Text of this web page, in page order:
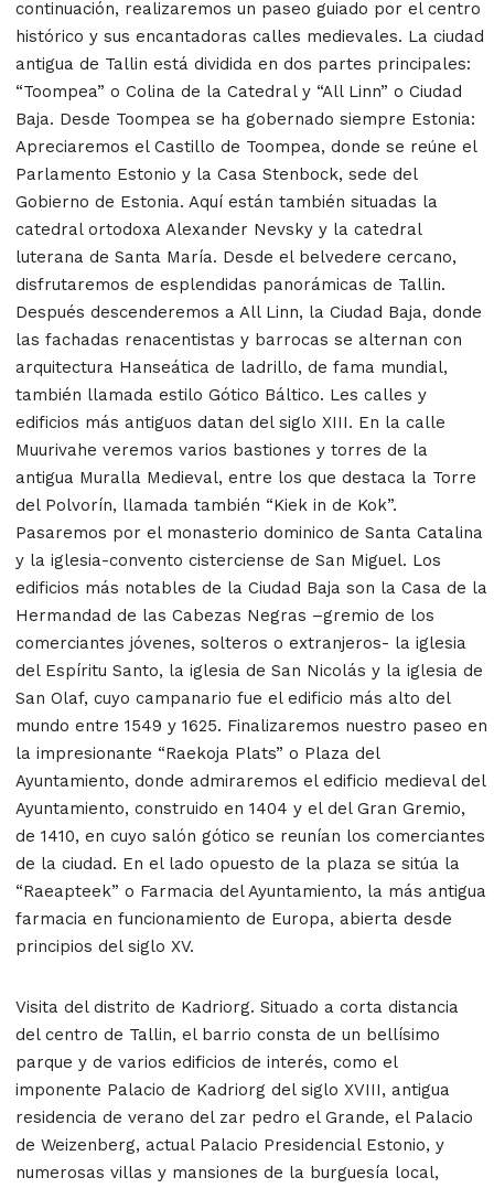
continuación, realizaremos un paseo guiado por el centro
histórico y sus encantadoras calles medievales. La ciudad
antigua de Tallin está dividida en dos partes principales:
“Toompea” o Colina de la Catedral y “All Linn” o Ciudad
Baja. Desde Toompea se ha gobernado siempre Estonia:
Apreciaremos el Castillo de Toompea, donde se reúne el
Parlamento Estonio y la Casa Stenbock, sede del
Gobierno de Estonia. Aquí están también situadas la
catedral ortodoxa Alexander Nevsky y la catedral
luterana de Santa María. Desde el belvedere cercano,
disfrutaremos de esplendidas panorámicas de Tallin.
Después descenderemos a All Linn, la Ciudad Baja, donde
las fachadas renacentistas y barrocas se alternan con
arquitectura Hanseática de ladrillo, de fama mundial,
también llamada estilo Gótico Báltico. Les calles y
edificios más antiguos datan del siglo XIII. En la calle
Muurivahe veremos varios bastiones y torres de la
antigua Muralla Medieval, entre los que destaca la Torre
del Polvorín, llamada también “Kiek in de Kok”.
Pasaremos por el monasterio dominico de Santa Catalina
y la iglesia-convento cisterciense de San Miguel. Los
edificios más notables de la Ciudad Baja son la Casa de la
Hermandad de las Cabezas Negras –gremio de los
comerciantes jóvenes, solteros o extranjeros- la iglesia
del Espíritu Santo, la iglesia de San Nicolás y la iglesia de
San Olaf, cuyo campanario fue el edificio más alto del
mundo entre 1549 y 1625. Finalizaremos nuestro paseo en
la impresionante “Raekoja Plats” o Plaza del
Ayuntamiento, donde admiraremos el edificio medieval del
Ayuntamiento, construido en 1404 y el del Gran Gremio,
de 1410, en cuyo salón gótico se reunían los comerciantes
de la ciudad. En el lado opuesto de la plaza se sitúa la
“Raeapteek” o Farmacia del Ayuntamiento, la más antigua
farmacia en funcionamiento de Europa, abierta desde
principios del siglo XV.
Visita del distrito de Kadriorg. Situado a corta distancia
del centro de Tallin, el barrio consta de un bellísimo
parque y de varios edificios de interés, como el
imponente Palacio de Kadriorg del siglo XVIII, antigua
residencia de verano del zar pedro el Grande, el Palacio
de Weizenberg, actual Palacio Presidencial Estonio, y
numerosas villas y mansiones de la burguesía local,